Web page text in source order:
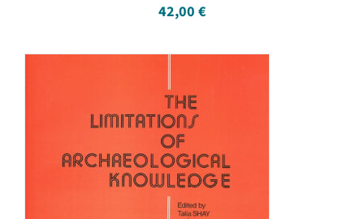
42,00 €